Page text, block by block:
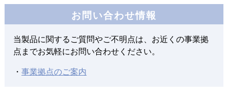
2020年10月15日
CADデータ管理課題解決のご提案
2020年01月01日
TECHNIA PLM INNOVATION FORUM 2019のご報告
お問い合わせ情報
当製品に関するご質問やご不明点は、お近くの事業拠
点までお気軽にお問い合わせください。
・事業拠点のご案内